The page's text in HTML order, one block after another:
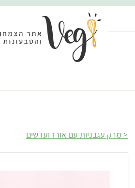
מרק עגבניות עם אורז ועדשים